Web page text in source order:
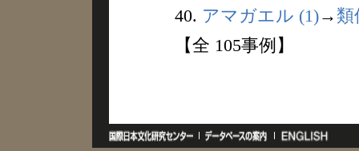
40. アマガエル (1)→ 類
【全 105事例】